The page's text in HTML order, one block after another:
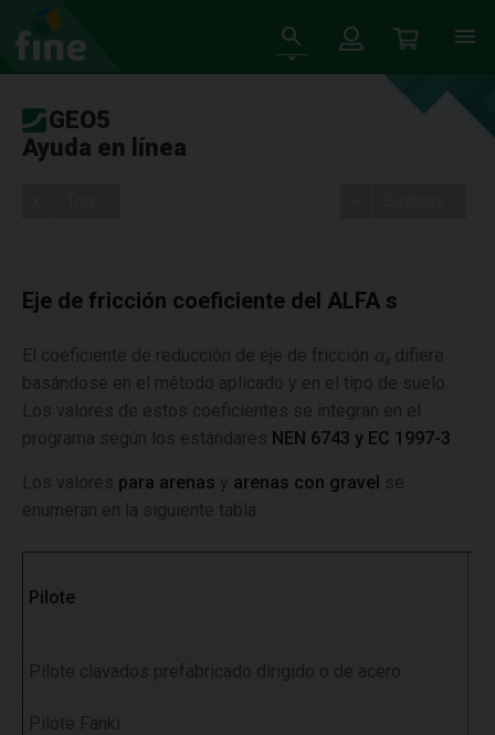
GEO5
Ayuda en línea
Eje de fricción coeficiente del ALFA s
El coeficiente de reducción de eje de fricción αs difiere
basándose en el método aplicado y en el tipo de suelo.
Los valores de estos coeficientes se integran en el
programa según los estándares NEN 6743 y EC 1997-3
Los valores para arenas y arenas con gravel se
enumeran en la siguiente tabla:
Pilote
Pilote clavados prefabricado dirigido o de acero
Pilote Fanki